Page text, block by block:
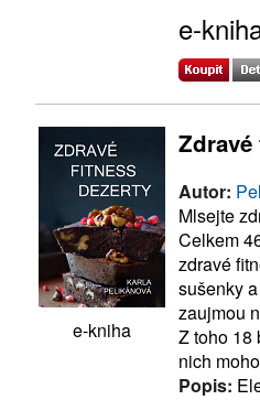
e-
e-kniha
Autor:
Mlsejte
Celkem
zdravé
sušenky
zaujmou
Z toho 18
nich
Popis: